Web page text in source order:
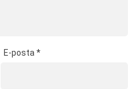
E-posta*